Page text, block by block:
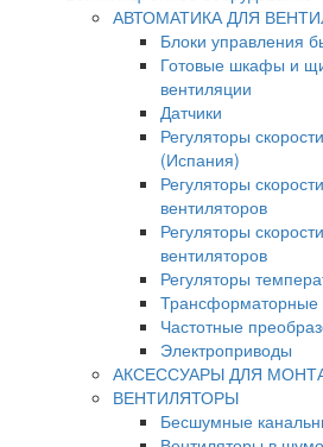
АВТОМАТИКА ДЛЯ
Блоки управления
Готовые шкафы и
вентиляции
Датчики
Регуляторы
(Испания)
Регуляторы
вентиляторов
Регуляторы
вентиляторов
Регуляторы
Трансформаторные
Частотные
Электроприводы
АКСЕССУАРЫ ДЛЯ
ВЕНТИЛЯТОРЫ
Бесшумные